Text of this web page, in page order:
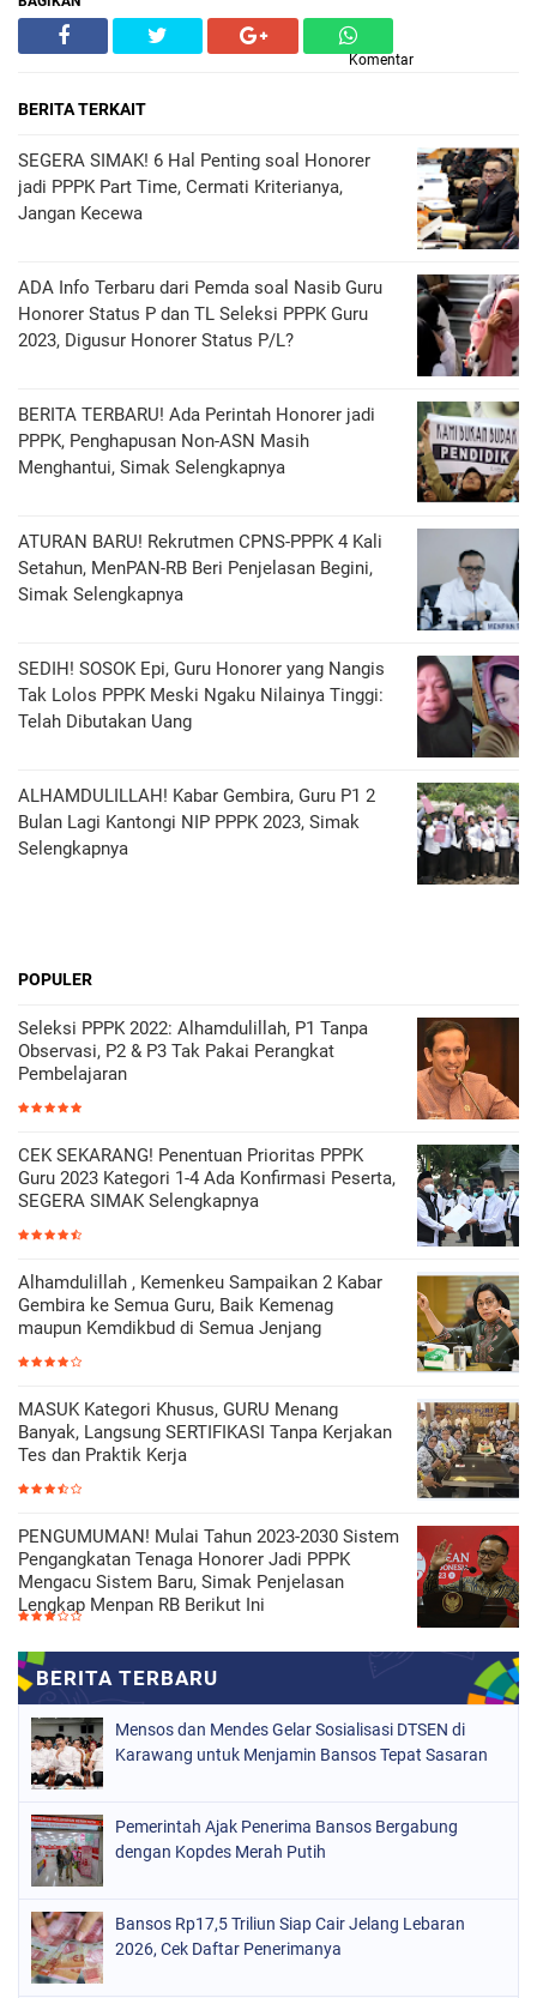
Komentar
BERITA TERKAIT
SEGERA SIMAK! 6 Hal Penting soal Honorer
jadi PPPK Part Time, Cermati Kriterianya,
Jangan Kecewa
ADA Info Terbaru dari Pemda soal Nasib Guru
Honorer Status P dan TL Seleksi PPPK Guru
2023, Digusur Honorer Status P/L?
BERITA TERBARU! Ada Perintah Honorer jadi
PPPK, Penghapusan Non-ASN Masih
Menghantui, Simak Selengkapnya
ATURAN BARU! Rekrutmen CPNS-PPPK 4 Kali
Setahun, MenPAN-RB Beri Penjelasan Begini,
Simak Selengkapnya
SEDIH! SOSOK Epi, Guru Honorer yang Nangis
Tak Lolos PPPK Meski Ngaku Nilainya Tinggi:
Telah Dibutakan Uang
ALHAMDULILLAH! Kabar Gembira, Guru P1 2
Bulan Lagi Kantongi NIP PPPK 2023, Simak
Selengkapnya
POPULER
Seleksi PPPK 2022: Alhamdulillah, P1 Tanpa
Observasi, P2 & P3 Tak Pakai Perangkat
Pembelajaran
CEK SEKARANG! Penentuan Prioritas PPPK
Guru 2023 Kategori 1-4 Ada Konfirmasi Peserta,
SEGERA SIMAK Selengkapnya
Alhamdulillah , Kemenkeu Sampaikan 2 Kabar
Gembira ke Semua Guru, Baik Kemenag
maupun Kemdikbud di Semua Jenjang
MASUK Kategori Khusus, GURU Menang
Banyak, Langsung SERTIFIKASI Tanpa Kerjakan
Tes dan Praktik Kerja
PENGUMUMAN! Mulai Tahun 2023-2030 Sistem
Pengangkatan Tenaga Honorer Jadi PPPK
Mengacu Sistem Baru, Simak Penjelasan
Lengkap Menpan RB Berikut Ini
Mensos dan Mendes Gelar Sosialisasi DTSEN di
Karawang untuk Menjamin Bansos Tepat Sasaran
Pemerintah Ajak Penerima Bansos Bergabung
dengan Kopdes Merah Putih
Bansos Rp17,5 Triliun Siap Cair Jelang Lebaran
2026, Cek Daftar Penerimanya